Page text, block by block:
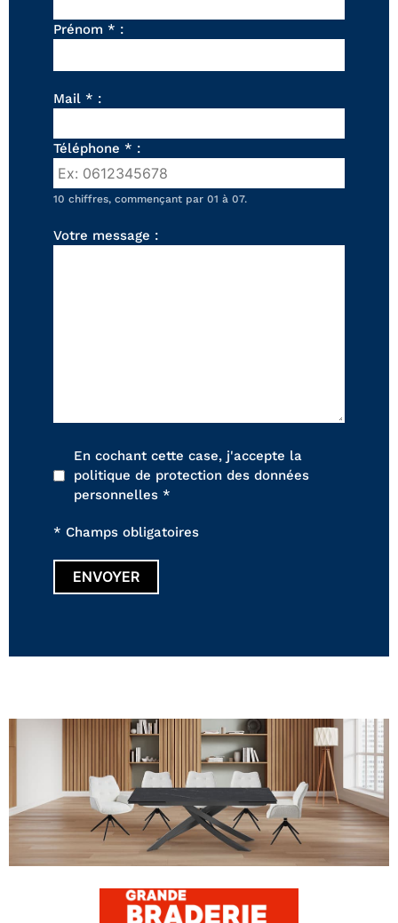
Tous les produits
Voir tous les produits et collections
Prénom * :
Mail * :
Téléphone * :
10 chiffres, commençant par 01 à 07.
Votre message :
En cochant cette case, j'accepte la
politique de protection des données
personnelles *
* Champs obligatoires